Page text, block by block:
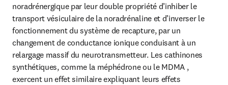
noradrénergique par leur double propriété d’inhiber le
transport vésiculaire de la noradrénaline et d’inverser le
fonctionnement du système de recapture, par un
changement de conductance ionique conduisant à un
relargage massif du neurotransmetteur. Les cathinones
synthétiques, comme la méphédrone ou le MDMA ,
exercent un effet similaire expliquant leurs effets